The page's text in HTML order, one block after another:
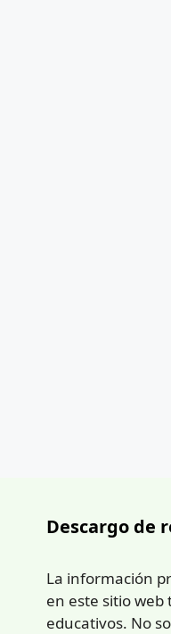
Descargo de
La información
en este sitio
educativos. No